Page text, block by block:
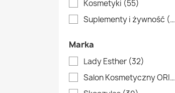
Kosmetyki (55)
Suplementy i żywność (8)
Marka
Lady Esther (32)
Salon Kosmetyczny ORIENTAL w Opolu